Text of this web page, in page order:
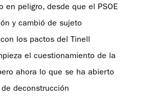
en peligro, desde que el PSOE
y cambió de sujeto
los pactos del Tinell
el cuestionamiento de la
ahora lo que se ha abierto
deconstrucción